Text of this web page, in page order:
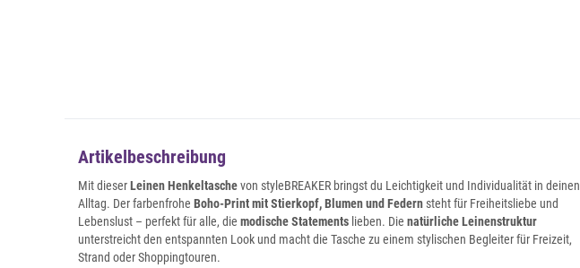
Artikelbeschreibung
Mit dieserLeinen Henkeltaschevon styleBREAKER bringst du Leichtigkeit und Individualität in deinen
Alltag. Der farbenfrohe Boho-Print mit Stierkopf, Blumen und Federn steht für Freiheitsliebe und
Lebenslust – perfekt für alle, die modische Statements lieben. Die natürliche Leinenstruktur
unterstreicht den entspannten Look und macht die Tasche zu einem stylischen Begleiter für Freizeit,
Strand oder Shoppingtouren.